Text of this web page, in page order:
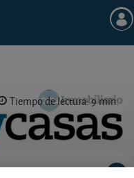
Tiempo de lectura: 9 min.